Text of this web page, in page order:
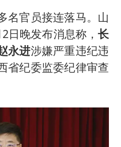
名官员接连落马。山
日晚发布消息称，长
永进涉嫌严重违纪违
省纪委监委纪律审查